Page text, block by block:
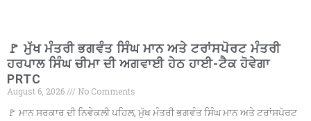
🚩 ਮੁੱਖ ਮੰਤਰੀ ਭਗਵੰਤ ਸਿੰਘ ਮਾਨ ਅਤੇ ਟਰਾਂਸਪੋਰਟ ਮੰਤਰੀ
ਹਰਪਾਲ ਸਿੰਘ ਚੀਮਾ ਦੀ ਅਗਵਾਈ ਹੇਠ ਹਾਈ-ਟੈਕ ਹੋਵੇਗਾ
PRTC
August 6, 2026
No Comments
🚩 ਮਾਨ ਸਰਕਾਰ ਦੀ ਨਿਵੇਕਲੀ ਪਹਿਲ, ਮੁੱਖ ਮੰਤਰੀ ਭਗਵੰਤ ਸਿੰਘ ਮਾਨ ਅਤੇ ਟਰਾਂਸਪੋਰਟ